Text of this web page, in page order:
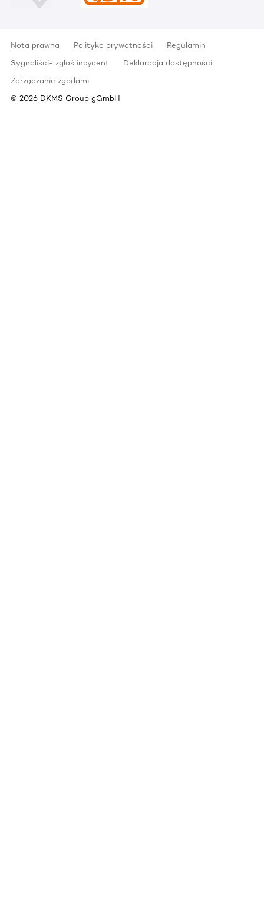
Nota prawna Polityka prywatności
Regulamin
Sygnaliści- zgłoś incydent
Deklaracja dostępności
Zarządzanie zgodami
© 2026 DKMS Group gGmbH